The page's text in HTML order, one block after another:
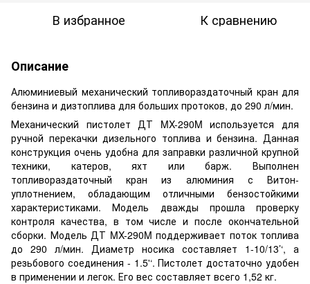
В избранное К сравнению
Описание
Алюминиевый механический топливораздаточный кран для
бензина и дизтоплива для больших протоков, до 290 л/мин.
Механический пистолет ДТ MX-290M используется для
ручной перекачки дизельного топлива и бензина. Данная
конструкция очень удобна для заправки различной крупной
техники, катеров, яхт или барж. Выполнен
топливораздаточный кран из алюминия с Витон-
уплотнением, обладающим отличными бензостойкими
характеристиками. Модель дважды прошла проверку
контроля качества, в том числе и после окончательной
сборки. Модель ДТ MX-290M поддерживает поток топлива
до 290 л/мин. Диаметр носика составляет 1-10/13’‘, а
резьбового соединения - 1.5'‘. Пистолет достаточно удобен
в применении и легок. Его вес составляет всего 1,52 кг.